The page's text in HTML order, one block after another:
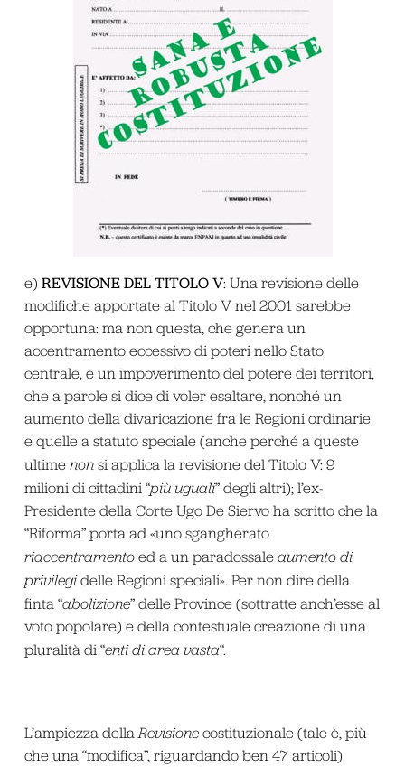
e) REVISIONE DEL TITOLO V: Una revisione delle
modifiche apportate al Titolo V nel 2001 sarebbe
opportuna: ma non questa, che genera un
accentramento eccessivo di poteri nello Stato
centrale, e un impoverimento del potere dei territori,
che a parole si dice di voler esaltare, nonché un
aumento della divaricazione fra le Regioni ordinarie
e quelle a statuto speciale (anche perché a queste
ultime nonsi applica la revisione del Titolo V: 9
milioni di cittadini “più uguali” degli altri); l’ex-
Presidente della Corte Ugo De Siervo ha scritto che la
“Riforma” porta ad «uno sgangherato
riaccentramentoed a un paradossale aumento di
privilegidelle Regioni speciali». Per non dire della
finta “abolizione” delle Province (sottratte anch’esse al
voto popolare) e della contestuale creazione di una
pluralità di “enti di area vasta“.
L’ampiezza della Revisionecostituzionale (tale è, più
che una “modifica”, riguardando ben 47 articoli)